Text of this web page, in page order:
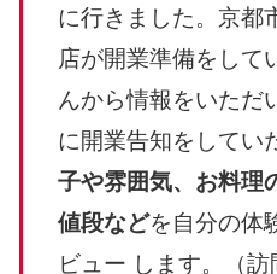
に行きました。京都
店が開業準備をして
んから情報をいただ
に開業告知をしてい
子や雰囲気、お料理
値段などを自分の体
ビュー します。（